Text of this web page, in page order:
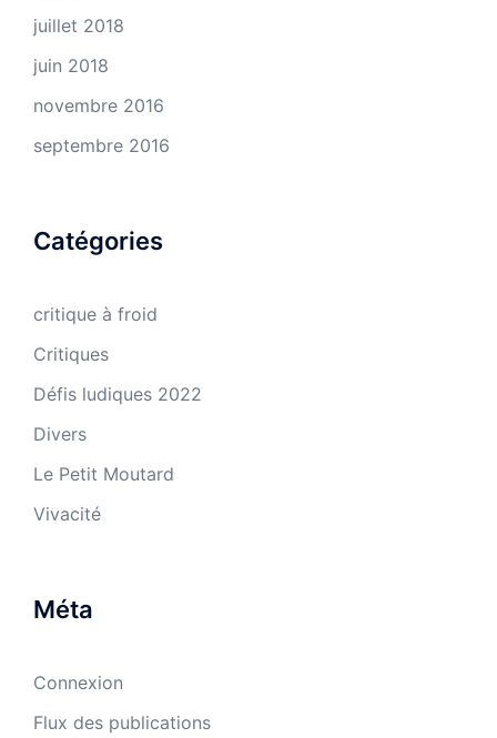
juillet 2018
juin 2018
novembre 2016
septembre 2016
Catégories
critique à froid
Critiques
Défis ludiques 2022
Divers
Le Petit Moutard
Vivacité
Méta
Connexion
Flux des publications